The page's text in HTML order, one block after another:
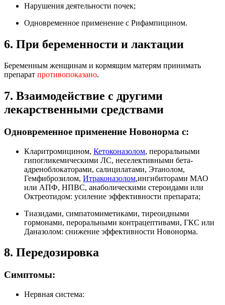
Нарушения деятельности почек;
Одновременное применение с Рифампицином.
6. При беременности и лактации
Беременным женщинам и кормящим матерям принимать
препарат противопоказано.
7. Взаимодействие с другими
лекарственными средствами
Одновременное применение Новонорма с:
Кларитромицином, Кетоконазолом, пероральными
гипогликемическими ЛС, неселективными бета-
адреноблокаторами, салицилатами, Этанолом,
Гемфиброзилом, Итраконазолом,ингибиторами МАО
или АПФ, НПВС, анаболическими стероидами или
Октреотидом: усиление эффективности препарата;
Тиазидами, симпатомиметиками, тиреоидными
гормонами, пероральными контрацептивами, ГКС или
Даназолом: снижение эффективности Новонорма.
8. Передозировка
Симптомы:
Нервная система: